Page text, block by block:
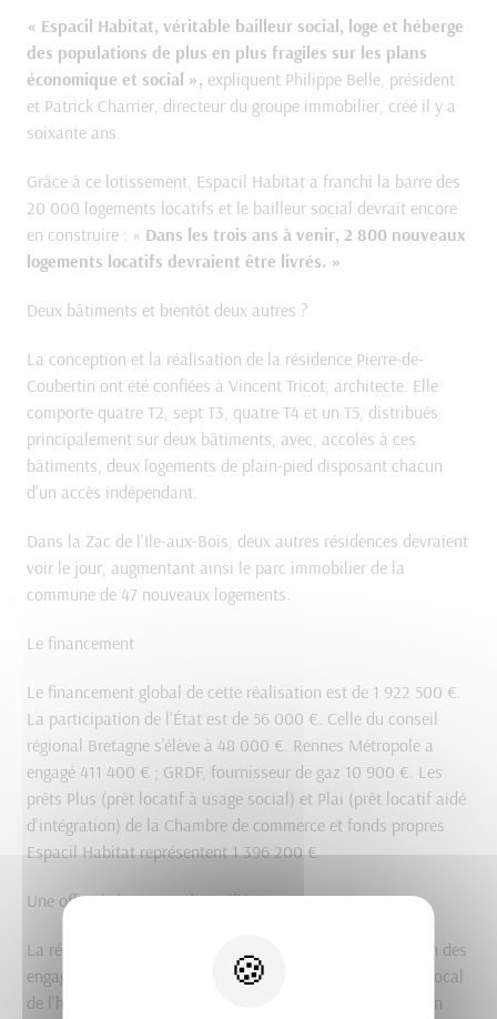
« Espacil Habitat, véritable bailleur social, loge et héberge
des populations de plus en plus fragiles sur les plans
économique et social », expliquent Philippe Belle, président
et Patrick Charrier, directeur du groupe immobilier, créé il y a
soixante ans.
Grâce à ce lotissement, Espacil Habitat a franchi la barre des
20 000 logements locatifs et le bailleur social devrait encore
en construire : « Dans les trois ans à venir, 2 800 nouveaux
logements locatifs devraient être livrés. »
Deux bâtiments et bientôt deux autres ?
La conception et la réalisation de la résidence Pierre-de-
Coubertin ont été confiées à Vincent Tricot, architecte. Elle
comporte quatre T2, sept T3, quatre T4 et un T5, distribués
principalement sur deux bâtiments, avec, accolés à ces
bâtiments, deux logements de plain-pied disposant chacun
d'un accès indépendant.
Dans la Zac de l'Ile-aux-Bois, deux autres résidences devraient
voir le jour, augmentant ainsi le parc immobilier de la
commune de 47 nouveaux logements.
Le financement
Le financement global de cette réalisation est de 1 922 500 €.
La participation de l'État est de 56 000 €. Celle du conseil
régional Bretagne s'élève à 48 000 €. Rennes Métropole a
engagé 411 400 € ; GRDF, fournisseur de gaz 10 900 €. Les
prêts Plus (prêt locatif à usage social) et Plai (prêt locatif aidé
d'intégration) de la Chambre de commerce et fonds propres
Espacil Habitat représentent 1 396 200 €.
Une offre de logement diversifiée
La résidence Pierre-de-Coubertin contribue à la réalisation des
engagements pris par la commune dans le cadre du Plan local
de l'habitat de Rennes Métropole. À savoir
: promouvoir un